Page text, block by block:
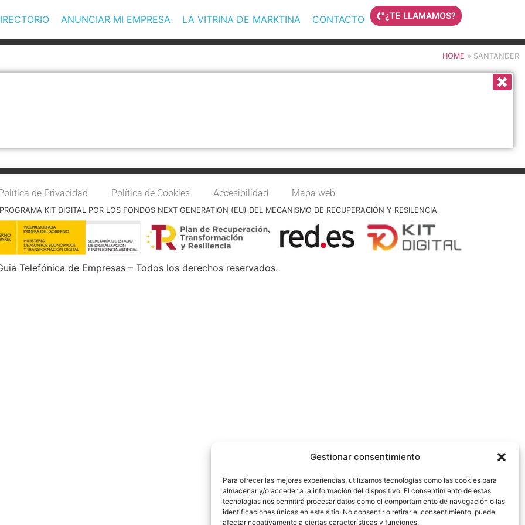
Gestionar consentimiento
Para ofrecer las mejores experiencias, utilizamos tecnologías como las cookies para
almacenar y/o acceder a la información del dispositivo. El consentimiento de estas
tecnologías nos permitirá procesar datos como el comportamiento de navegación o las
identificaciones únicas en este sitio. No consentir o retirar el consentimiento, puede
afectar negativamente a ciertas características y funciones.
ANUNCIAR MI EMPRESA LA VITRINA DE MARKTINA CONTACTO ¿TE LLAMAMOS?
HOME » SANTANDER
de Privacidad Política de Cookies Accesibilidad Mapa web
KIT DIGITAL POR LOS FONDOS NEXT GENERATION (EU) DEL MECANISMO DE RECUPERACIÓN Y RESILENCIA
Telefónica de Empresas – Todos los derechos reservados.